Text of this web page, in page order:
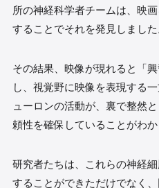
所の神経科学者チームは、映
することでそれを発見しました
その結果、映像が現れると「
し、視覚野に映像を表現する
ューロンの活動が、裏で整然
頼性を確保していることがわか
研究者たちは、これらの神経
することができただけでなく